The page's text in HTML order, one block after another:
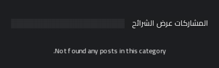
المشاركات عرض الشرائح
Not found any posts in this category.